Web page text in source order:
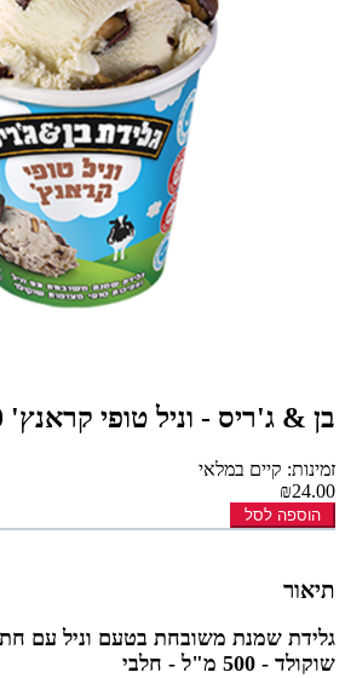
בן & ג'ריס - וניל טופי קראנץ' 500 מ"ל
זמינות: קיים במלאי
₪24.00
הוספה לסל
תיאור
גלידת שמנת משובחת בטעם וניל עם
שוקולד - 500 מ"ל - חלבי